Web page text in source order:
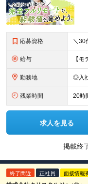
応募資格
給与
勤務地
残業時間 20時
求人を見る
掲載終
終了間近 正社員 面接情報